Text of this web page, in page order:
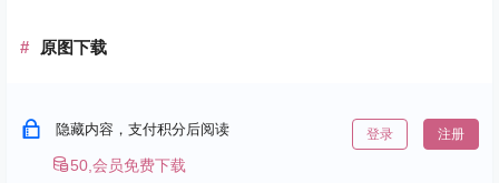
原图下载
隐藏内容，支付积分后阅读
50,会员免费下载
登录 注册